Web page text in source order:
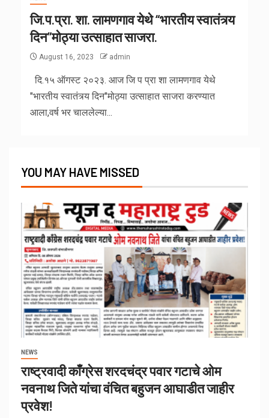
जि.प.प्रा. शा. लामणगाव येथे “भारतीय स्वातंत्र्य
दिन”मोठ्या उत्साहात साजरा.
August 16, 2023 admin
दि.१५ ऑगस्ट २०२३. आज जि प प्रा शा लामणगाव येथे
"भारतीय स्वातंत्र्य दिन"मोठ्या उत्साहात साजरा करण्यात
आला,वर्ष भर चाललेल्या...
YOU MAY HAVE MISSED
NEWS
राष्ट्रवादी काँग्रेस शरदचंद्र पवार गटाचे ओम
नवनाथ जिते यांचा वंचित बहुजन आघाडीत जाहीर
प्रवेश!